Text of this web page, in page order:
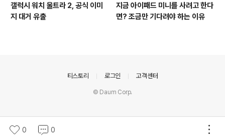
갤럭시 워치 울트라 2, 공식 이미
지 대거 유출
지금 아이패드 미니를 사려고 한다
면? 조금만 기다려야 하는 이유
0 0
티스토리 로그인 고객센터
© Daum Corp.